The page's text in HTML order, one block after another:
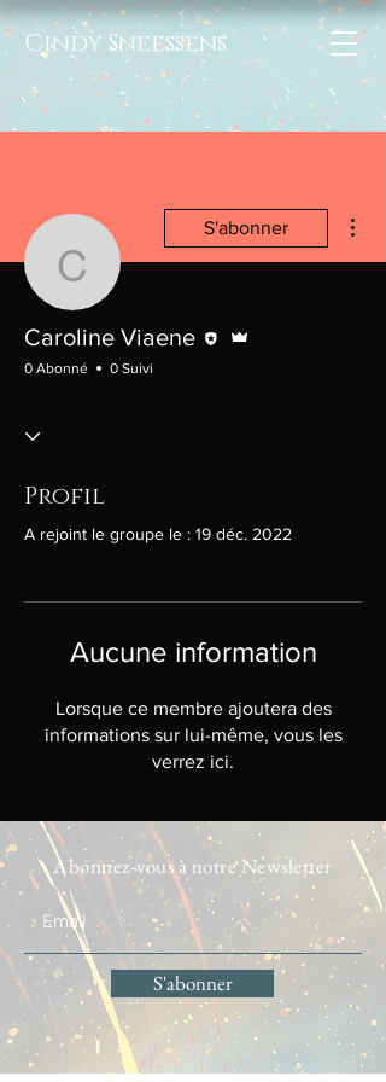
Cindy Sneessens
Caroline Viaene
S'abonner
Caroline Viaene
0 Abonné 0 Suivi
Profil
A rejoint le groupe le : 19 déc. 2022
Aucune information
Lorsque ce membre ajoutera des
informations sur lui-même, vous les
verrez ici.
Abonnez-vous à notre Newsletter
S'abonner